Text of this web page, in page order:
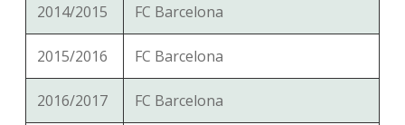
2014/2015 FC Barcelona
2015/2016 FC Barcelona
2016/2017 FC Barcelona